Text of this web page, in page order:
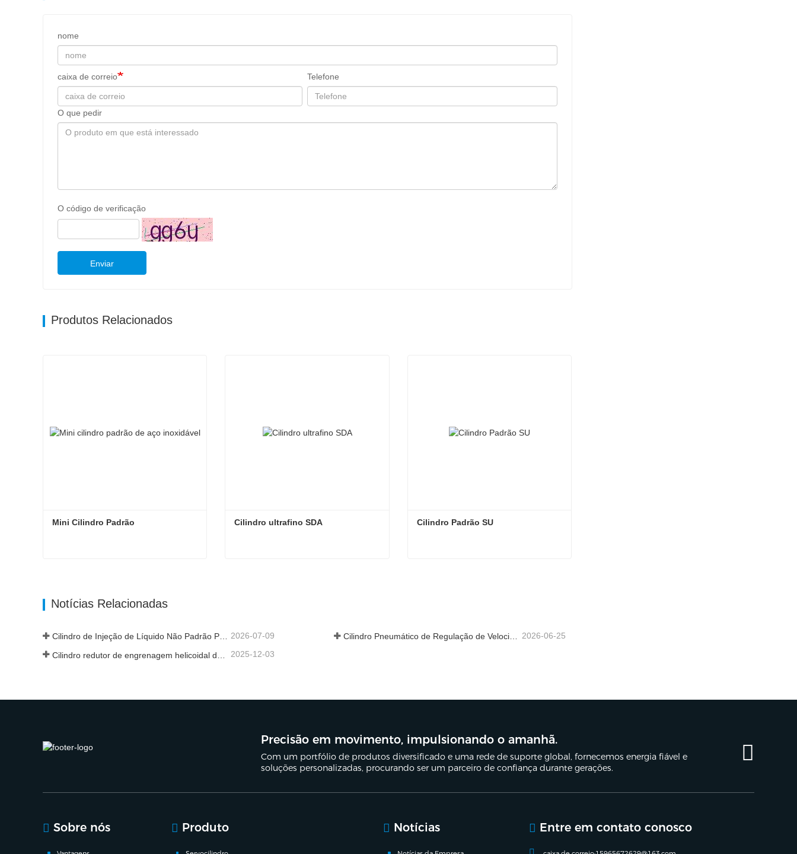
nome
caixa de correio Telefone
O que pedir
O código de verificação
Enviar
Produtos Relacionados
Mini Cilindro Padrão Cilindro ultrafino SDA Cilindro Padrão SU
Notícias Relacionadas
Cilindro de Injeção de Líquido Não Padrão Personalizado de Grau Alimentar 2026-07-09 Cilindro Pneumático de Regulação de Velocidade Hidráulica: Solução de Movimento Estável e Sem Choques para Equipamentos Automatizados 2026-06-25
2025-12-03
Precisão em movimento, impulsionando o amanhã.
Com um portfólio de produtos diversificado e uma rede de suporte global, fornecemos energia fiável e
soluções personalizadas, procurando ser um parceiro de confiança durante gerações.
Sobre nós Produto Notícias Entre em contato conosco